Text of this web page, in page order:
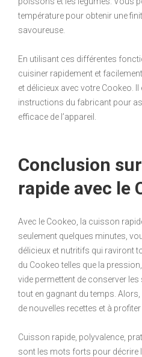
température pour obtenir une
savoureuse.
En utilisant ces différentes
cuisiner rapidement et
et délicieux avec votre Cookeo.
instructions du fabricant pour
efficace de l’appareil.
Conclusion
rapide avec le
Avec le Cookeo, la cuisson
seulement quelques minutes,
délicieux et nutritifs qui raviront
du Cookeo telles que la
vide permettent de conserver
tout en gagnant du temps. Alors,
de nouvelles recettes et à
Cuisson rapide, polyvalence,
sont les mots forts pour décrire